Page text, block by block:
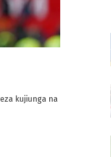
kujiunga na